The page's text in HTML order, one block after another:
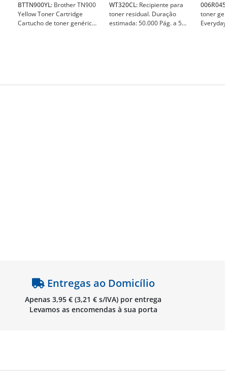
BTTN900YL: Brother TN900
Yellow Toner Cartridge
Cartucho de toner genérico
WT320CL: Recipiente para
toner residual. Duração
estimada: 50.000 Pág. a 5%
toner
Everyday
Entregas ao Domicílio
Apenas 3,95 € (3,21 € s/IVA) por entrega
Levamos as encomendas à sua porta